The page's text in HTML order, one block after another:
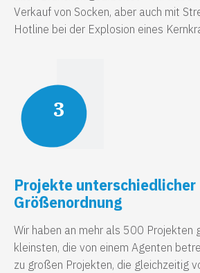
Verkauf von Socken, aber auch mit
Hotline bei der Explosion eines
3
Projekte unterschiedlicher
Größenordnung
Wir haben an mehr als 500 Projekten
kleinsten, die von einem Agenten
zu großen Projekten, die gleichzeitig